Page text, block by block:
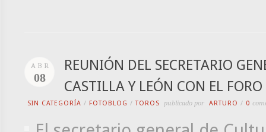
ABR
08
REUNIÓN DEL SECRETARIO
CASTILLA Y LEÓN CON EL
SIN CATEGORÍA / FOTOBLOG /TOROS publicado por ARTURO / 0